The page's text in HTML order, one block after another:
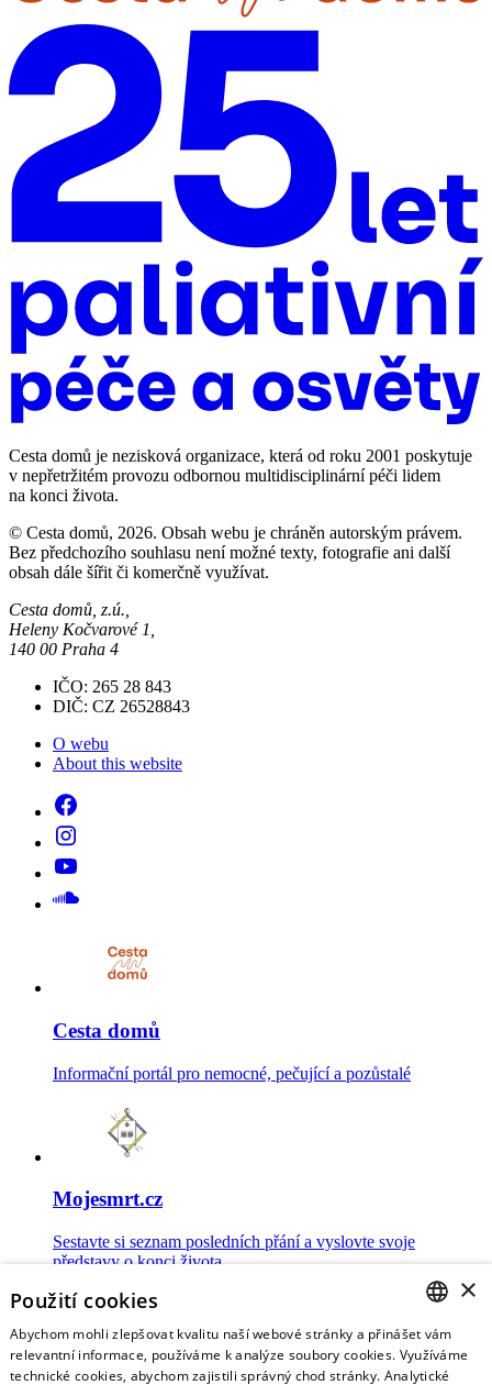
Cesta domů je nezisková organizace, která od roku 2001 poskytuje
v nepřetržitém provozu odbornou multidisciplinární péči lidem
na konci života.
© Cesta domů, 2026. Obsah webu je chráněn autorským právem.
Bez předchozího souhlasu není možné texty, fotografie ani další
obsah dále šířit či komerčně využívat.
Cesta domů, z.ú.,
Heleny Kočvarové 1,
140 00 Praha 4
IČO: 265 28 843
DIČ: CZ 26528843
O webu
About this website
Cesta domů
Informační portál pro nemocné, pečující a pozůstalé
Mojesmrt.cz
Sestavte si seznam posledních přání a vyslovte svoje
představy o konci života
CZECH
×
Použití cookies
Abychom mohli zlepšovat kvalitu naší webové stránky a přinášet vám
relevantní informace, používáme k analýze soubory cookies. Využíváme
technické cookies, abychom zajistili správný chod stránky. Analytické